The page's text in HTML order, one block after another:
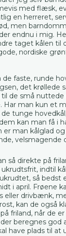
med flæsk,
en herreret,
men
endnu i mig.
taget kålen til
nordiske
faste, runde
det krøllede
de små nuttede
Har man kun et
tunge
kan man få i
man kålglad og
velsmagende
så direkte på
indtil
så bedst
i april. Frøene
eller drivbænk,
kan de også
friland, når de
beregnes god
have plads til at